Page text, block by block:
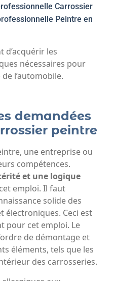
Carrossier
Peintre en
les
nécessaires pour
l’automobile.
demandées
peintre
une entreprise ou
compétences.
et une logique
emploi. Il faut
solide des
électroniques. Ceci est
pour cet emploi. Le
de démontage et
éléments, tels que les
des carrosseries.